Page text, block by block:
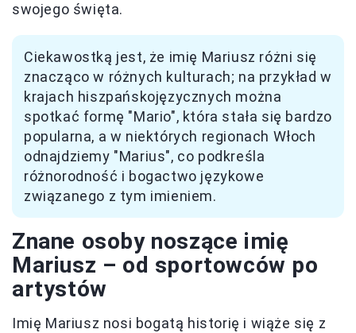
swojego święta.
Ciekawostką jest, że imię Mariusz różni się
znacząco w różnych kulturach; na przykład w
krajach hiszpańskojęzycznych można
spotkać formę "Mario", która stała się bardzo
popularna, a w niektórych regionach Włoch
odnajdziemy "Marius", co podkreśla
różnorodność i bogactwo językowe
związanego z tym imieniem.
Znane osoby noszące imię
Mariusz – od sportowców po
artystów
Imię Mariusz nosi bogatą historię i wiąże się z